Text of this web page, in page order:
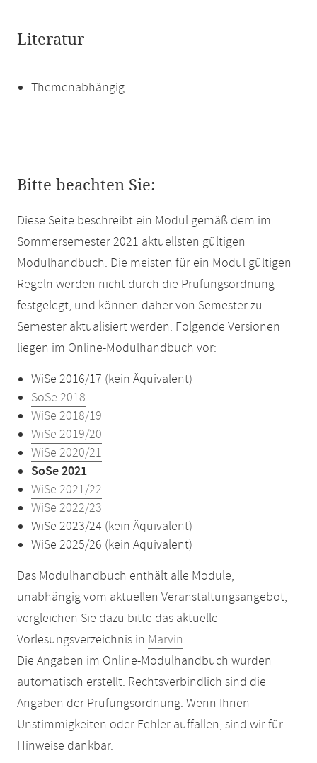
Literatur
Themenabhängig
Bitte beachten Sie:
Diese Seite beschreibt ein Modul gemäß dem im
Sommersemester 2021 aktuellsten gültigen
Modulhandbuch. Die meisten für ein Modul gültigen
Regeln werden nicht durch die Prüfungsordnung
festgelegt, und können daher von Semester zu
Semester aktualisiert werden. Folgende Versionen
liegen im Online-Modulhandbuch vor:
WiSe 2016/17 (kein Äquivalent)
SoSe 2018
WiSe 2018/19
WiSe 2019/20
WiSe 2020/21
SoSe 2021
WiSe 2021/22
WiSe 2022/23
WiSe 2023/24 (kein Äquivalent)
WiSe 2025/26 (kein Äquivalent)
Das Modulhandbuch enthält alle Module,
unabhängig vom aktuellen Veranstaltungsangebot,
vergleichen Sie dazu bitte das aktuelle
Vorlesungsverzeichnis in Marvin.
Die Angaben im Online-Modulhandbuch wurden
automatisch erstellt. Rechtsverbindlich sind die
Angaben der Prüfungsordnung. Wenn Ihnen
Unstimmigkeiten oder Fehler auffallen, sind wir für
Hinweise dankbar.